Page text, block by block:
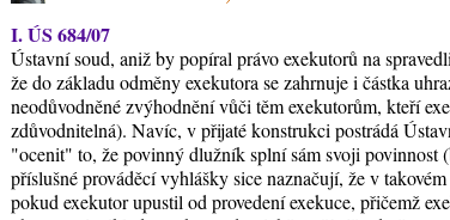
I. ÚS 684/07
Ústavní soud, aniž by popíral právo exekutorů na
že do základu odměny exekutora se zahrnuje i částka
neodůvodněné zvýhodnění vůči těm exekutorům, kteří
zdůvodnitelná). Navíc, v přijaté konstrukci postrádá
"ocenit" to, že povinný dlužník splní sám svoji povinnost
příslušné prováděcí vyhlášky sice naznačují, že v
pokud exekutor upustil od provedení exekuce, přičemž